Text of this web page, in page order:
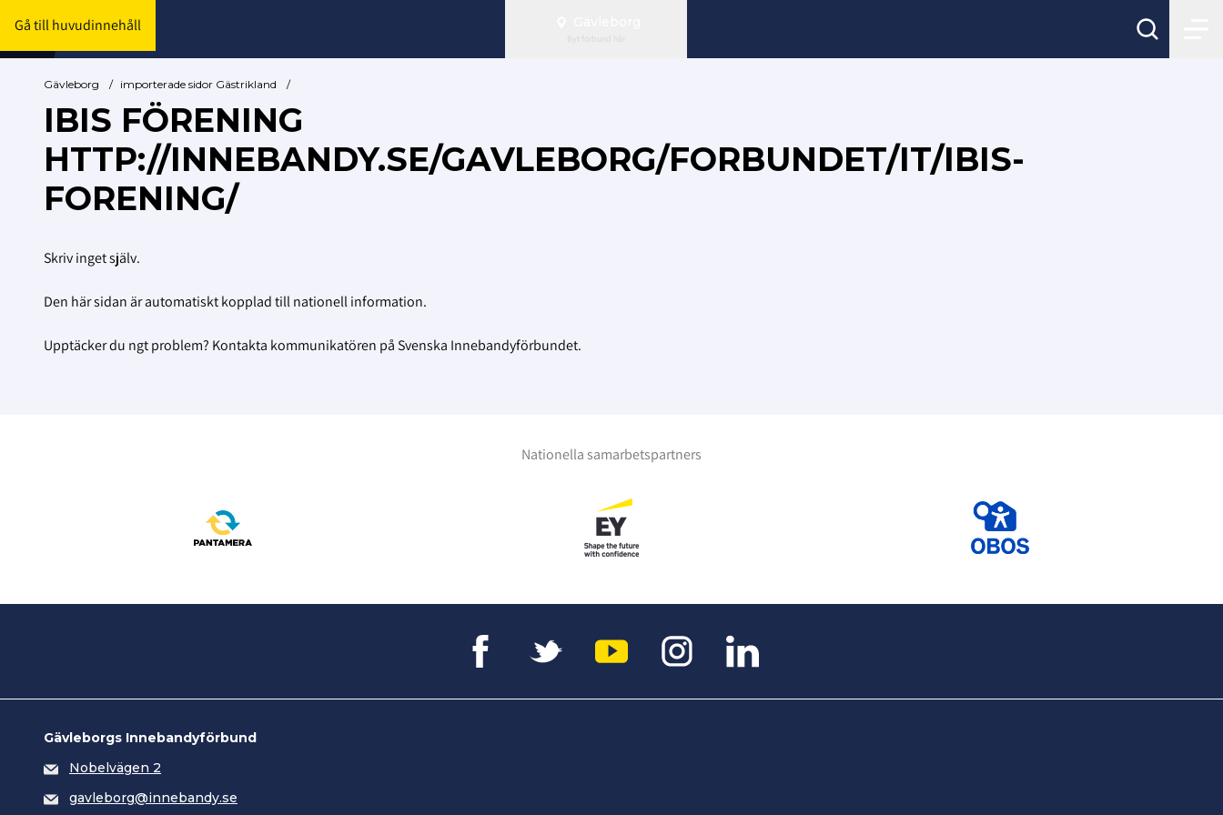
Gå till huvudinnehåll
Byt förbund här
Gävleborg / importerade sidor Gästrikland /
IBIS FÖRENING
HTTP://INNEBANDY.SE/GAVLEBORG/FORBUNDET/IT/IBIS-
FORENING/
Skriv inget själv.
Den här sidan är automatiskt kopplad till nationell information.
Upptäcker du ngt problem? Kontakta kommunikatören på Svenska Innebandyförbundet.
Nationella samarbetspartners
Gävleborgs Innebandyförbund
Nobelvägen 2
gavleborg@innebandy.se